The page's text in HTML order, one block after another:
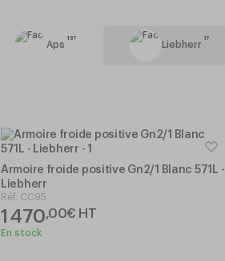
Aps 137 Liebherr 17
Armoire froide positive Gn2/1 Blanc 571L -
Liebherr
Réf. CC95
1 470,00€ HT
En stock